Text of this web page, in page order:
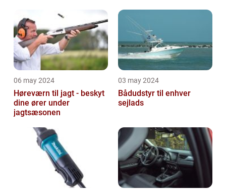
06 may 2024
Høreværn til jagt - beskyt
dine ører under
jagtsæsonen
03 may 2024
Bådudstyr til enhver
sejlads